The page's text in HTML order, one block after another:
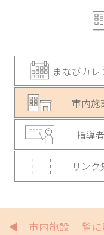
まなびカレ
市内施
指導者
リンク
◀ 市内施設 一覧に